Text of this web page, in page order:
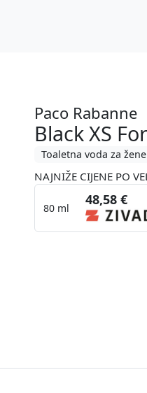
Paco Rabanne
Black XS
Toaletna voda za žene
NAJNIŽE CIJENE PO
80 ml
48,58 €